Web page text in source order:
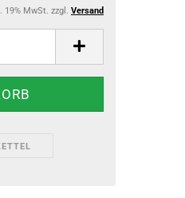
19% MwSt. zzgl. Versand